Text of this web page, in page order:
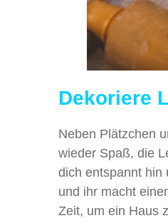
Dekoriere
Neben Plätzchen
wieder Spaß, die
dich entspannt hin
und ihr macht
Zeit, um ein Haus